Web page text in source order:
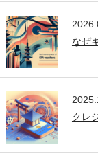
なぜ
クレ